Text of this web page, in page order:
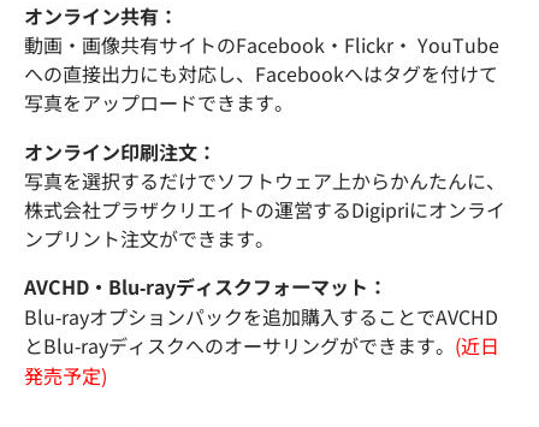
オンライン共有：
動画・画像共有サイトのFacebook・Flickr・ YouTube
への直接出力にも対応し、Facebookへはタグを付けて
写真をアップロードできます。
オンライン印刷注文：
写真を選択するだけでソフトウェア上からかんたんに、
株式会社プラザクリエイトの運営するDigipriにオンライ
ンプリント注文ができます。
AVCHD・Blu-rayディスクフォーマット：
Blu-rayオプションパックを追加購入することでAVCHD
とBlu-rayディスクへのオーサリングができます。 (近日
発売予定)